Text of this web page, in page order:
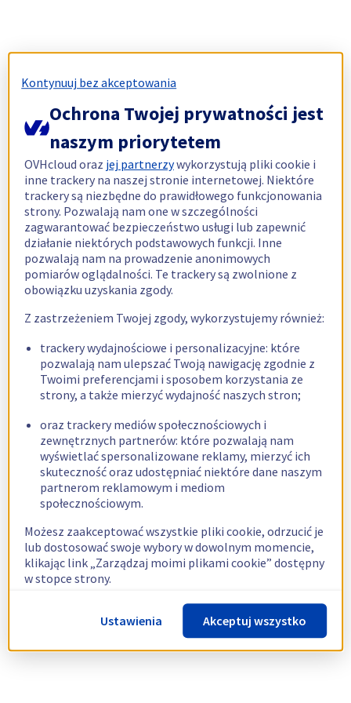
Kontynuuj bez akceptowania
Ochrona Twojej prywatności jest
naszym priorytetem
OVHcloud oraz jej partnerzywykorzystują pliki cookie i
inne trackery na naszej stronie internetowej. Niektóre
trackery są niezbędne do prawidłowego funkcjonowania
strony. Pozwalają nam one w szczególności
zagwarantować bezpieczeństwo usługi lub zapewnić
działanie niektórych podstawowych funkcji. Inne
pozwalają nam na prowadzenie anonimowych
pomiarów oglądalności. Te trackery są zwolnione z
obowiązku uzyskania zgody.
Z zastrzeżeniem Twojej zgody, wykorzystujemy również:
trackery wydajnościowe i personalizacyjne: które
pozwalają nam ulepszać Twoją nawigację zgodnie z
Twoimi preferencjami i sposobem korzystania ze
strony, a także mierzyć wydajność naszych stron;
oraz trackery mediów społecznościowych i
zewnętrznych partnerów: które pozwalają nam
wyświetlać spersonalizowane reklamy, mierzyć ich
skuteczność oraz udostępniać niektóre dane naszym
partnerom reklamowym i mediom
społecznościowym.
Możesz zaakceptować wszystkie pliki cookie, odrzucić je
lub dostosować swoje wybory w dowolnym momencie,
klikając link „Zarządzaj moimi plikami cookie” dostępny
w stopce strony.
Więcej informacji znajdziesz w naszejpolityce
dotyczącej wykorzystywania plików cookie.
Ustawienia Akceptuj wszystko